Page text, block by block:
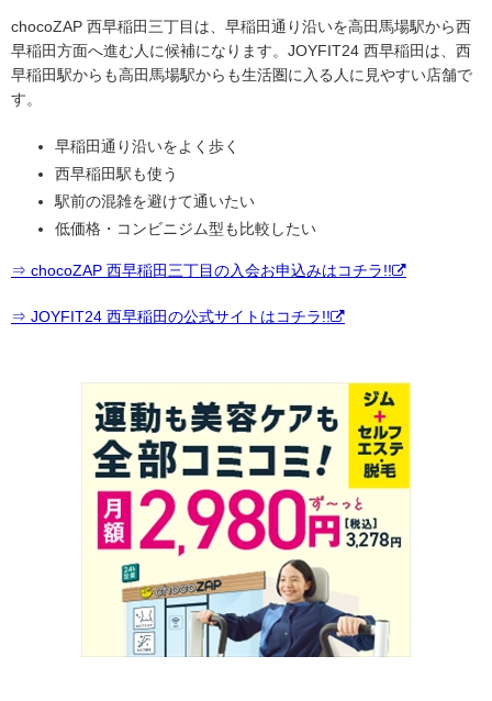
chocoZAP 西早稲田三丁目は、早稲田通り沿いを高田馬場駅から西
早稲田方面へ進む人に候補になります。JOYFIT24 西早稲田は、西
早稲田駅からも高田馬場駅からも生活圏に入る人に見やすい店舗で
す。
早稲田通り沿いをよく歩く
西早稲田駅も使う
駅前の混雑を避けて通いたい
低価格・コンビニジム型も比較したい
⇒ chocoZAP 西早稲田三丁目の入会お申込みはコチラ!!
⇒ JOYFIT24 西早稲田の公式サイトはコチラ!!